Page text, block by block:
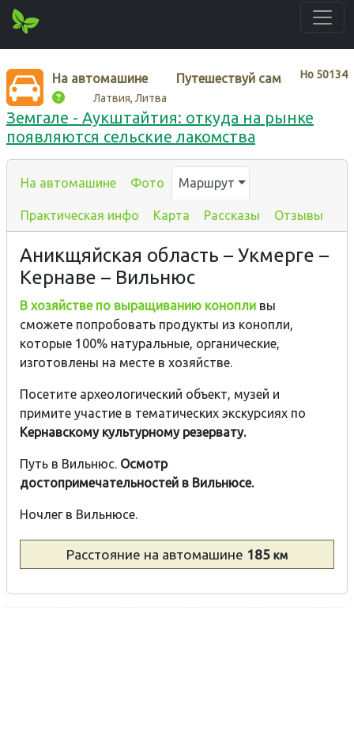
Нo 50134
На автомашине Путешествуй сам
Латвия, Литва
Земгале - Аукштайтия: откуда на рынке
появляются сельские лакомства
На автомашине Фото Маршрут
Практическая инфо Карта Рассказы Отзывы
Аникщяйская область – Укмерге –
Кернаве – Вильнюс
В хозяйстве по выращиванию конопли вы
сможете попробовать продукты из конопли,
которые 100% натуральные, oрганические,
изготовлены на месте в хозяйстве.
Посетите археологический объект, музей и
примите участие в тематических экскурсиях по
Кернавскому культурному резервату.
Путь в Вильнюс. Осмотр
достопримечательностей в Вильнюсе.
Ночлег в Вильнюсе.
Расстояние на автомашине 185 км